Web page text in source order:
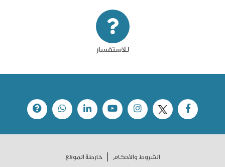
للاستفسار
الشروط والأحكام خارطة الموقع